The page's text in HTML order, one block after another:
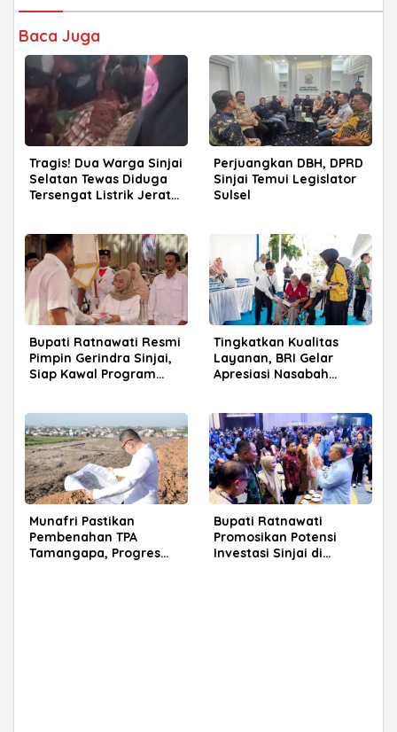
Baca Juga
Tragis! Dua Warga Sinjai
Selatan Tewas Diduga
Tersengat Listrik Jerat
Perjuangkan DBH, DPRD
Sinjai Temui Legislator
Sulsel
Bupati Ratnawati Resmi
Pimpin Gerindra Sinjai,
Siap Kawal Program
Tingkatkan Kualitas
Layanan, BRI Gelar
Apresiasi Nasabah
Munafri Pastikan
Pembenahan TPA
Tamangapa, Progres
Bupati Ratnawati
Promosikan Potensi
Investasi Sinjai di